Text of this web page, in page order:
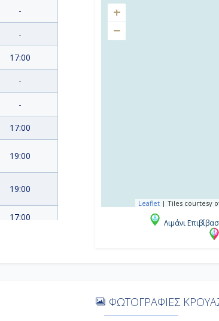
-
-
17:00
-
-
17:00
19:00
19:00
17:00
+
−
Leaflet | Tiles courtesy
Λιμάνι
ΦΩΤΟΓΡΑΦΙΕΣ